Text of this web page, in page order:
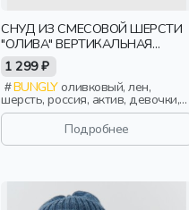
СНУД ИЗ СМЕСОВОЙ ШЕРСТИ
"ОЛИВА" ВЕРТИКАЛЬНАЯ
ВЯЗКА
1 299 ₽
BUNGLYоливковый, лен,
шерсть, россия, актив, девочки,
малыши, дошкольники, дети
Подробнее